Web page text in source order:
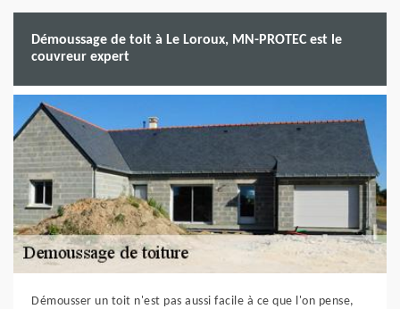
Démoussage de toit à Le Loroux, MN-PROTEC est le
couvreur expert
Démousser un toit n'est pas aussi facile à ce que l'on pense,